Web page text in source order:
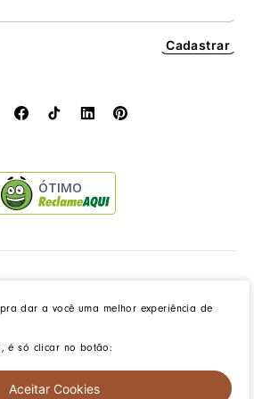
dar a você uma melhor experiência de
é só clicar no botão:
Aceitar Cookies
Cadastrar
ÓTIMO
| powered by